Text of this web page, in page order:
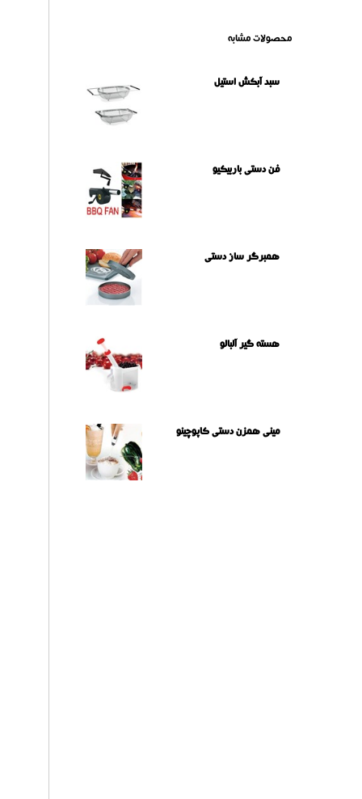
محصولات مشابه
سبد آبکش استیل
فن دستی باربیکیو
همبرگر ساز دستی
هسته گیر آلبالو
مینی همزن دستی کاپوچینو